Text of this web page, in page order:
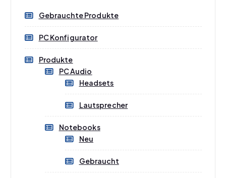
Gebrauchte Produkte
PC Konfigurator
Produkte
PC Audio
Headsets
Lautsprecher
Notebooks
Neu
Gebraucht